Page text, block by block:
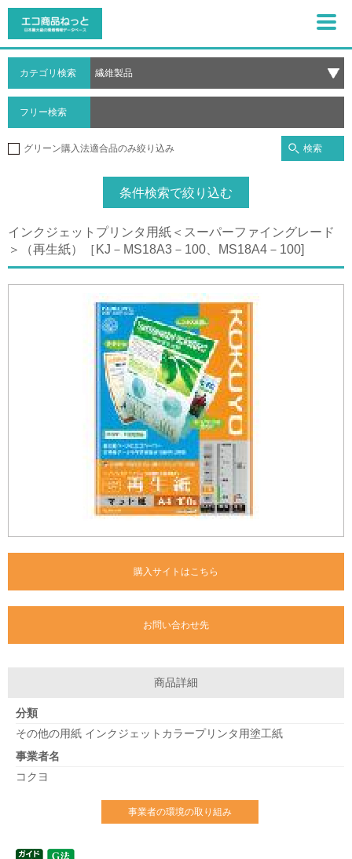
カテゴリ検索
フリー検索
グリーン購入法適合品のみ絞り込み 検索
条件検索で絞り込む
インクジェットプリンタ用紙＜スーパーファイングレード
＞（再生紙）［KJ－MS18A3－100、MS18A4－100]
購入サイトはこちら
お問い合わせ先
商品詳細
分類
その他の用紙 インクジェットカラープリンタ用塗工紙
事業者名
コクヨ
事業者の環境の取り組み